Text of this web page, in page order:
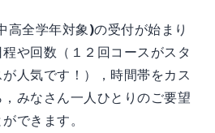
高全学年対象)の受付が始まり
や回数（１２回コースがスタ
人気です！），時間帯をカス
みなさん一人ひとりのご要望
できます。